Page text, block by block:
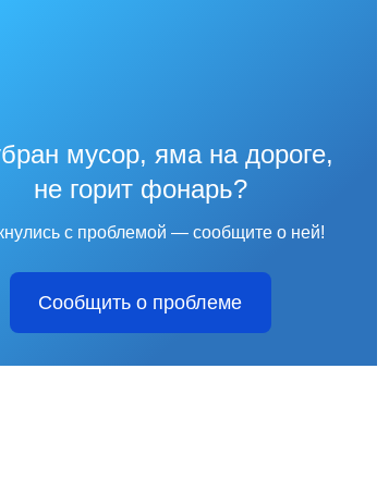
мусор, яма на дороге,
не горит фонарь?
с проблемой — сообщите о ней!
Сообщить о проблеме